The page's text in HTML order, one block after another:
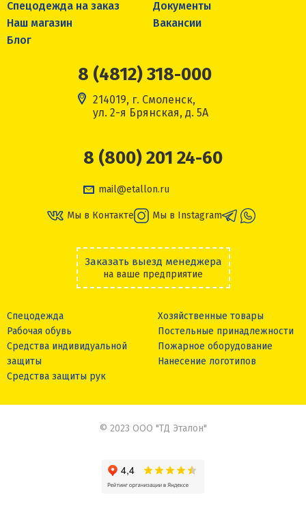
Спецодежда на заказ
Документы
Наш магазин
Вакансии
Блог
8 (4812) 318-000
214019, г. Смоленск,
ул. 2-я Брянская, д. 5А
8 (800) 201 24-60
mail@etallon.ru
Мы в Контакте Мы в Instagram
Заказать выезд менеджера
на ваше предприятие
Спецодежда
Рабочая обувь
Средства индивидуальной
защиты
Средства защиты рук
Хозяйственные товары
Постельные принадлежности
Пожарное оборудование
Нанесение логотипов
© 2023 ООО "ТД Эталон"